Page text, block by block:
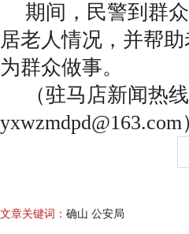
期间，民警到群
居老人情况，并帮
为群众做事。
（驻马店新闻热
yxwzmdpd@163.com
文章关键词： 确山 公安局